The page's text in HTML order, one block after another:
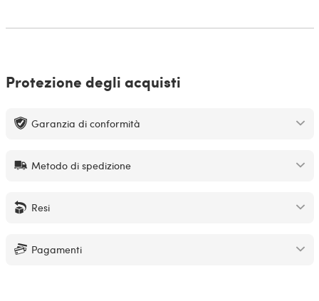
Protezione degli acquisti
Garanzia di conformità
Metodo di spedizione
Resi
Pagamenti